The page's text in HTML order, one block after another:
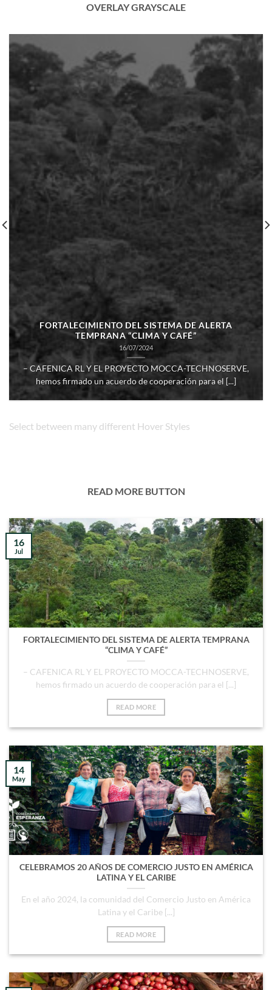
OVERLAY GRAYSCALE
FORTALECIMIENTO DEL SISTEMA DE ALERTA
TEMPRANA “CLIMA Y CAFÉ”
16/07/2024
– CAFENICA RL Y EL PROYECTO MOCCA-TECHNOSERVE,
hemos firmado un acuerdo de cooperación para el [...]
Select between many different Hover Styles
READ MORE BUTTON
FORTALECIMIENTO DEL SISTEMA DE ALERTA TEMPRANA
“CLIMA Y CAFÉ”
– CAFENICA RL Y EL PROYECTO MOCCA-TECHNOSERVE,
hemos firmado un acuerdo de cooperación para el [...]
READ MORE
16
Jul
CELEBRAMOS 20 AÑOS DE COMERCIO JUSTO EN AMÉRICA
LATINA Y EL CARIBE
En el año 2024, la comunidad del Comercio Justo en América
Latina y el Caribe [...]
READ MORE
14
May